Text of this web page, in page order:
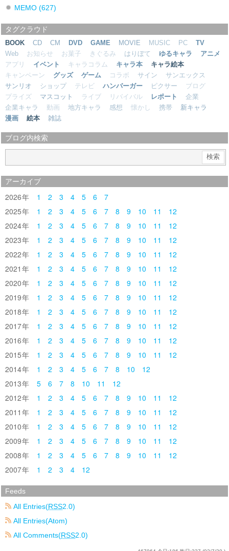
MEMO (627)
タグクラウド
BOOK CD CM DVD GAME MOVIE MUSIC PC
TV
Web
お知らせ お菓子 きぐるみ はりぼて ゆるキャラ
アニメ
アプリ
イベント キャラコラム キャラ本
キャラ絵本
キャンペーン
グッズ ゲーム コラボ サイン
サンエックス
サンリオ
ショップ テレビ ハンバーガー ピクサー
ブログ
プライズ
マスコット ライブ リバイバル レポート
企業
企業キャラ
動画 地方キャラ 感想 懐かし 携帯
新キャラ
漫画
絵本 雑誌
ブログ内検索
アーカイブ
2026 1 2 3 4 5 6
7
2025
1 2 3 4 5 6 7 8 9 10 11
12
2024
1 2 3 4 5 6 7 8 9 10 11
12
2023
1 2 3 4 5 6 7 8 9 10 11
12
2022
1 2 3 4 5 6 7 8 9 10 11
12
2021
1 2 3 4 5 6 7 8 9 10 11
12
2020
1 2 3 4 5 6 7 8 9 10 11
12
2019
1 2 3 4 5 6 7 8 9 10 11
12
2018
1 2 3 4 5 6 7 8 9 10 11
12
2017
1 2 3 4 5 6 7 8 9 10 11
12
2016
1 2 3 4 5 6 7 8 9 10 11
12
2015
1 2 3 4 5 6 7 8 9 10 11
12
2014
1 2 3 4 5 6 7 8 10
12
2013
5 6 7 8 10 11
12
2012
1 2 3 4 5 6 7 8 9 10 11
12
2011
1 2 3 4 5 6 7 8 9 10 11
12
2010
1 2 3 4 5 6 7 8 9 10 11
12
2009
1 2 3 4 5 6 7 8 9 10 11
12
2008
1 2 3 4 5 6 7 8 9 10 11
12
2007
1 2 3 4 12
Feeds
All Entries(RSS2.0)
All Entries(Atom)
All Comments(RSS2.0)